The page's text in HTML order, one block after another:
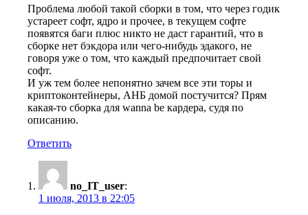
Проблема любой такой сборки в том, что через годик
устареет софт, ядро и прочее, в текущем софте
появятся баги плюс никто не даст гарантий, что в
сборке нет бэкдора или чего-нибудь эдакого, не
говоря уже о том, что каждый предпочитает свой
софт.
И уж тем более непонятно зачем все эти торы и
криптоконтейнеры, АНБ домой постучится? Прям
какая-то сборка для wanna be кардера, судя по
описанию.
Ответить
no_IT_user:
1 июля, 2013 в 22:05